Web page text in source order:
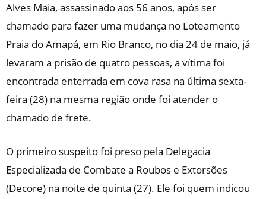
Alves Maia, assassinado aos 56 anos, após ser
chamado para fazer uma mudança no Loteamento
Praia do Amapá, em Rio Branco, no dia 24 de maio, já
levaram a prisão de quatro pessoas, a vítima foi
encontrada enterrada em cova rasa na última sexta-
feira (28) na mesma região onde foi atender o
chamado de frete.
O primeiro suspeito foi preso pela Delegacia
Especializada de Combate a Roubos e Extorsões
(Decore) na noite de quinta (27). Ele foi quem indicou